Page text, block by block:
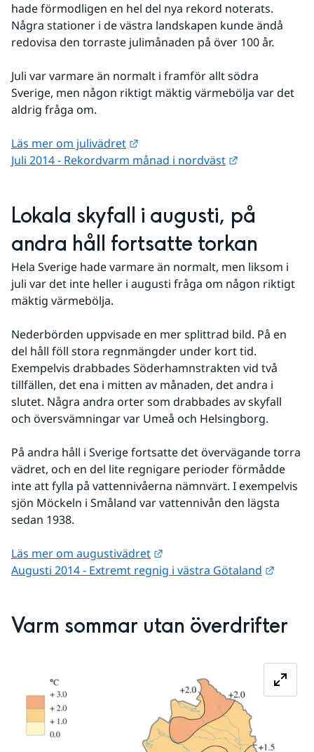
hade förmodligen en hel del nya rekord noterats.
Några stationer i de västra landskapen kunde ändå
redovisa den torraste julimånaden på över 100 år.
Juli var varmare än normalt i framför allt södra
Sverige, men någon riktigt mäktig värmebölja var det
aldrig fråga om.
Läs mer om julivädret
Juli 2014 - Rekordvarm månad i nordväst
Lokala skyfall i augusti, på
andra håll fortsatte torkan
Hela Sverige hade varmare än normalt, men liksom i
juli var det inte heller i augusti fråga om någon riktigt
mäktig värmebölja.
Nederbörden uppvisade en mer splittrad bild. På en
del håll föll stora regnmängder under kort tid.
Exempelvis drabbades Söderhamnstrakten vid två
tillfällen, det ena i mitten av månaden, det andra i
slutet. Några andra orter som drabbades av skyfall
och översvämningar var Umeå och Helsingborg.
På andra håll i Sverige fortsatte det övervägande torra
vädret, och en del lite regnigare perioder förmådde
inte att fylla på vattennivåerna nämnvärt. I exempelvis
sjön Möckeln i Småland var vattennivån den lägsta
sedan 1938.
Läs mer om augustivädret
Augusti 2014 - Extremt regnig i västra Götaland
Varm sommar utan överdrifter